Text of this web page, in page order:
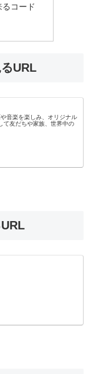
コード
URL
音楽を楽しみ、オリジナル
て友だちや家族、世界中の